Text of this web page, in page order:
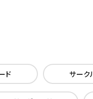
ド サーク